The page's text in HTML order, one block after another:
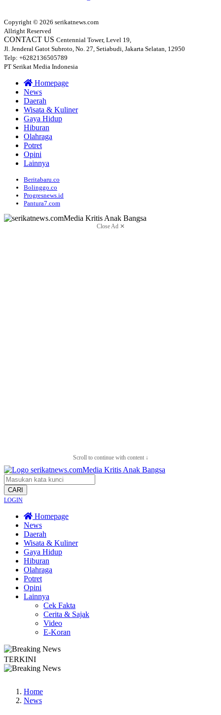
Copyright © 2026 serikatnews.com
Allright Reserved
CONTACT US Centennial Tower, Level 19,
Jl. Jenderal Gatot Subroto, No. 27, Setiabudi, Jakarta Selatan, 12950
Telp: +6282136505789
PT Serikat Media Indonesia
Homepage
News
Daerah
Wisata & Kuliner
Gaya Hidup
Hiburan
Olahraga
Potret
Opini
Lainnya
Beritabaru.co
Bolinggo.co
Progresnews.id
Pantura7.com
Close Ad ✕
Scroll to continue with content ↓
CARI
LOGIN
Homepage
News
Daerah
Wisata & Kuliner
Gaya Hidup
Hiburan
Olahraga
Potret
Opini
Lainnya
Cek Fakta
Cerita & Sajak
Video
E-Koran
TERKINI
Home
News